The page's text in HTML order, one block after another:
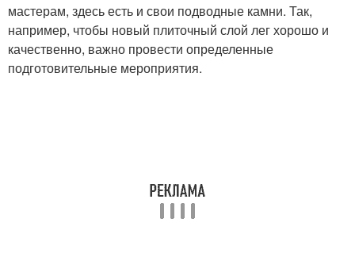
мастерам, здесь есть и свои подводные камни. Так,
например, чтобы новый плиточный слой лег хорошо и
качественно, важно провести определенные
подготовительные мероприятия.